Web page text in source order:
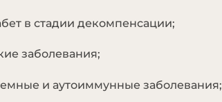
в стадии декомпенсации;
заболевания;
и аутоиммунные заболевания;